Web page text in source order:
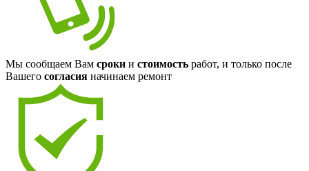
Мы сообщаем Вам сроки и стоимость работ, и только после
Вашего согласия начинаем ремонт